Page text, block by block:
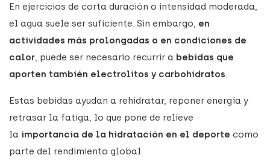
En ejercicios de corta duración o intensidad moderada,
el agua suele ser suficiente. Sin embargo, en
actividades más prolongadas o en condiciones de
calor, puede ser necesario recurrir a bebidas que
aporten también electrolitos y carbohidratos.
Estas bebidas ayudan a rehidratar, reponer energía y
retrasar la fatiga, lo que pone de relieve
la importancia de la hidratación en el deporte como
parte del rendimiento global.